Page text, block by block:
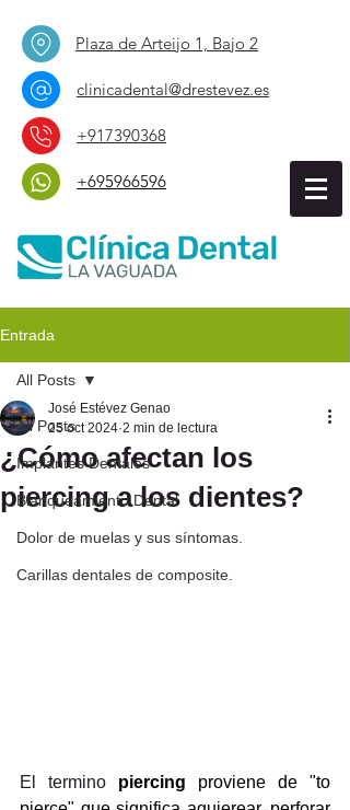
Plaza de Arteijo 1, Bajo 2
clinicadental@drestevez.es
+917390368
+695966596
Entrada
All Posts
Implantes Dentales
Blanqueamiento Dental
Dolor de muelas y sus síntomas.
Carillas dentales de composite.
All Posts
¿Cómo afectan los
piercing a los dientes?
José Estévez Genao
25 oct 2024 2 min de lectura
El termino piercing proviene de "to